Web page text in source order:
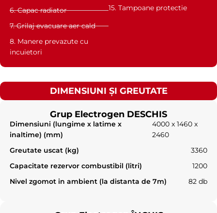
6. Capac radiator
7. Grilaj evacuare aer cald
8. Manere prevazute cu
incuietori
15. Tampoane protectie
DIMENSIUNI ȘI GREUTATE
Grup Electrogen DESCHIS
Dimensiuni (lungime x latime x
inaltime) (mm)
4000 x 1460 x
2460
Greutate uscat (kg)
3360
Capacitate rezervor combustibil (litri)
1200
Nivel zgomot in ambient (la distanta de 7m)
82 db